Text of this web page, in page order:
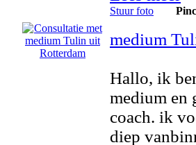
Stuur foto
medium
Hallo, ik
medium en
coach. ik
diep